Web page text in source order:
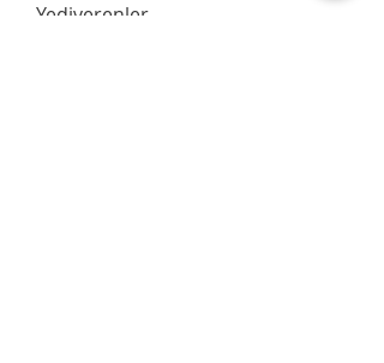
Yediverenler.